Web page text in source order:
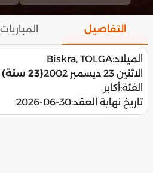
التفاصيل المباريات
الميلاد:Biskra, TOLGA
الاثنين 23 ديسمبر 2002
(23 سنة)
الفئة:أكابر
تاريخ نهاية العقد:2026-06-30